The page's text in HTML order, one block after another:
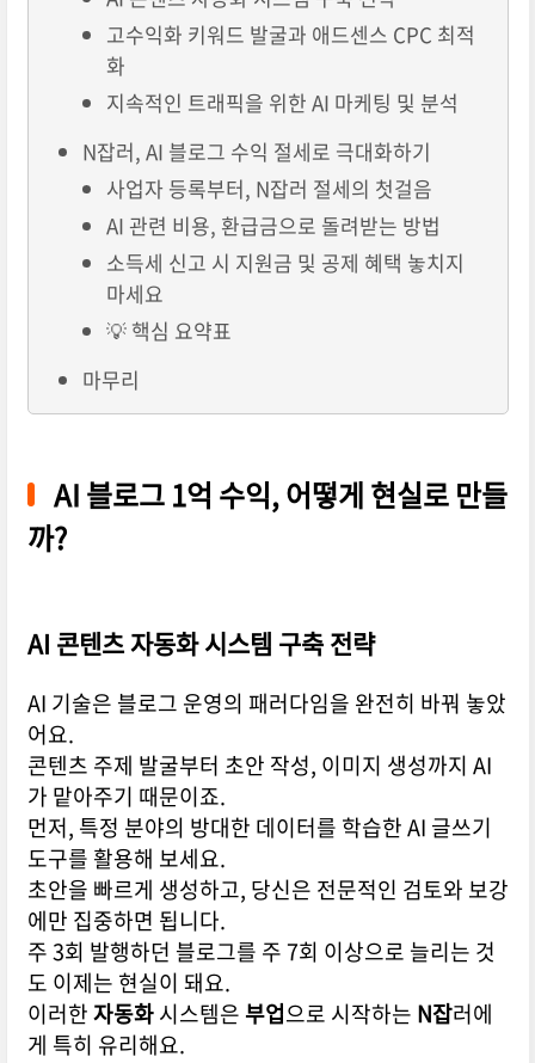
고수익화 키워드 발굴과 애드센스 CPC 최적
화
지속적인 트래픽을 위한 AI 마케팅 및 분석
N잡러, AI 블로그 수익 절세로 극대화하기
사업자 등록부터, N잡러 절세의 첫걸음
AI 관련 비용, 환급금으로 돌려받는 방법
소득세 신고 시 지원금 및 공제 혜택 놓치지
마세요
💡 핵심 요약표
마무리
AI 블로그 1억 수익, 어떻게 현실로 만들
까?
AI 콘텐츠자동화시스템 구축 전략
AI 기술은 블로그 운영의 패러다임을 완전히 바꿔 놓았
어요.
콘텐츠 주제 발굴부터 초안 작성, 이미지 생성까지 AI
가 맡아주기 때문이죠.
먼저, 특정 분야의 방대한 데이터를 학습한 AI 글쓰기
도구를 활용해 보세요.
초안을 빠르게 생성하고, 당신은 전문적인 검토와 보강
에만 집중하면 됩니다.
주 3회 발행하던 블로그를 주 7회 이상으로 늘리는 것
도 이제는 현실이 돼요.
이러한자동화시스템은 부업으로 시작하는 N잡러에
게 특히 유리해요.